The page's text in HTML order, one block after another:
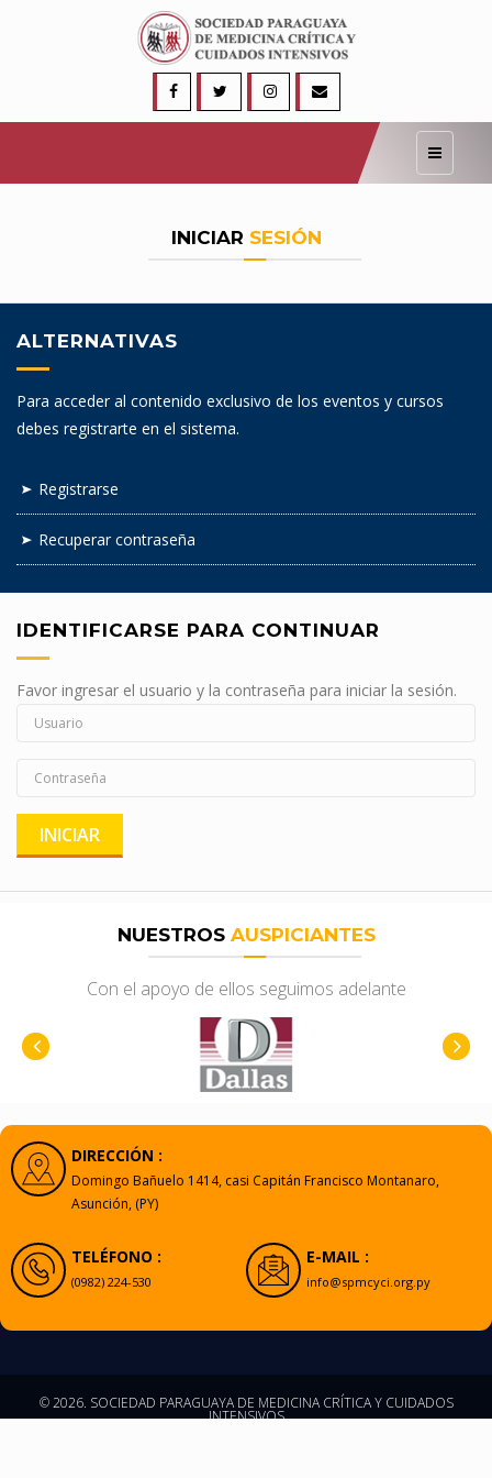
INICIAR SESIÓN
ALTERNATIVAS
Para acceder al contenido exclusivo de los eventos y cursos
debes registrarte en el sistema.
Registrarse
Recuperar contraseña
IDENTIFICARSE PARA CONTINUAR
Favor ingresar el usuario y la contraseña para iniciar la sesión.
NUESTROS AUSPICIANTES
Con el apoyo de ellos seguimos adelante
DIRECCIÓN :
Domingo Bañuelo 1414, casi Capitán Francisco Montanaro,
Asunción, (PY)
TELÉFONO :
(0982) 224-530
E-MAIL :
info@spmcyci.org.py
© 2026. SOCIEDAD PARAGUAYA DE MEDICINA CRÍTICA Y CUIDADOS
INTENSIVOS